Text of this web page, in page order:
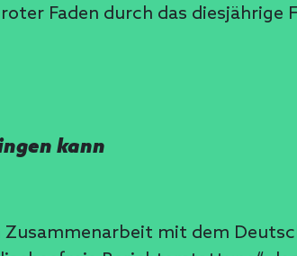
Faden durch das diesjährige
kann
mit dem